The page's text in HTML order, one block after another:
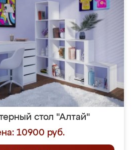
стол "Алтай"
10900 руб.